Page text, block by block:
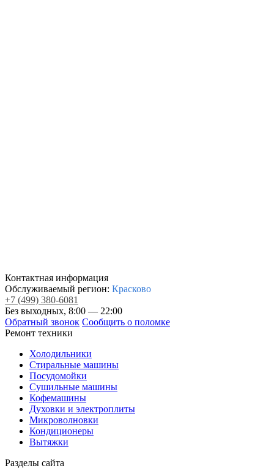
Контактная информация
Обслуживаемый регион: Красково
+7 (499) 380-6081
Без выходных, 8:00 — 22:00
Обратный звонок Сообщить о поломке
Ремонт техники
Холодильники
Стиральные машины
Посудомойки
Сушильные машины
Кофемашины
Духовки и электроплиты
Микроволновки
Кондиционеры
Вытяжки
Разделы сайта